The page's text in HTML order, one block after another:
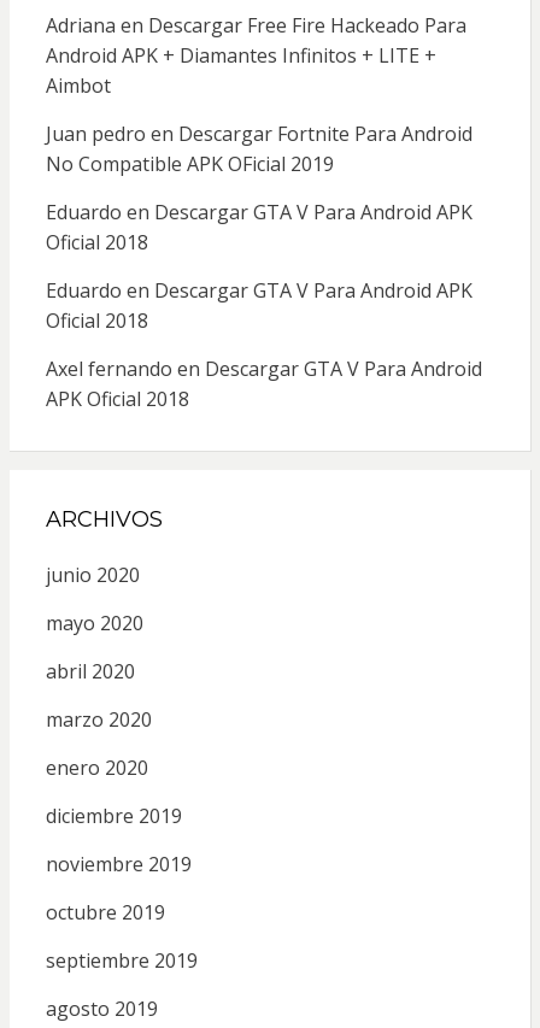
Adriana en Descargar Free Fire Hackeado Para
Android APK + Diamantes Infinitos + LITE +
Aimbot
Juan pedro en Descargar Fortnite Para Android
No Compatible APK OFicial 2019
Eduardo en Descargar GTA V Para Android APK
Oficial 2018
Eduardo en Descargar GTA V Para Android APK
Oficial 2018
Axel fernando en Descargar GTA V Para Android
APK Oficial 2018
ARCHIVOS
junio 2020
mayo 2020
abril 2020
marzo 2020
enero 2020
diciembre 2019
noviembre 2019
octubre 2019
septiembre 2019
agosto 2019